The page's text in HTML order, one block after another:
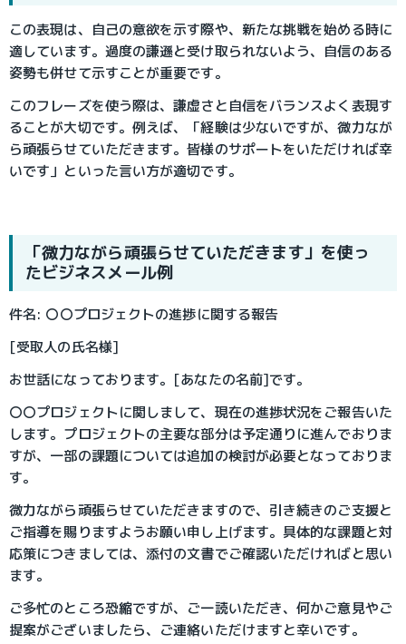
この表現は、自己の意欲を示す際や、新たな挑戦を始める時に
適しています。過度の謙遜と受け取られないよう、自信のある
姿勢も併せて示すことが重要です。
このフレーズを使う際は、謙虚さと自信をバランスよく表現す
ることが大切です。例えば、「経験は少ないですが、微力なが
ら頑張らせていただきます。皆様のサポートをいただければ幸
いです」といった言い方が適切です。
「微力ながら頑張らせていただきます」を使っ
たビジネスメール例
件名: 〇〇プロジェクトの進捗に関する報告
[受取人の氏名様]
お世話になっております。[あなたの名前]です。
〇〇プロジェクトに関しまして、現在の進捗状況をご報告いた
します。プロジェクトの主要な部分は予定通りに進んでおりま
すが、一部の課題については追加の検討が必要となっておりま
す。
微力ながら頑張らせていただきますので、引き続きのご支援と
ご指導を賜りますようお願い申し上げます。具体的な課題と対
応策につきましては、添付の文書でご確認いただければと思い
ます。
ご多忙のところ恐縮ですが、ご一読いただき、何かご意見やご
提案がございましたら、ご連絡いただけますと幸いです。